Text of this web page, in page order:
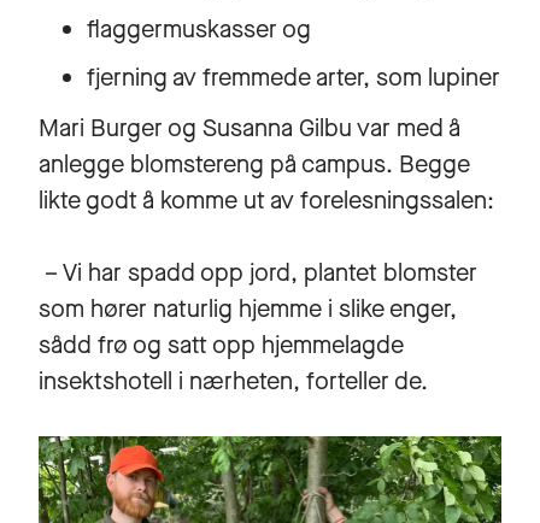
flaggermuskasser og
fjerning av fremmede arter, som lupiner
Mari Burger og Susanna Gilbu var med å
anlegge blomstereng på campus. Begge
likte godt å komme ut av forelesningssalen:
– Vi har spadd opp jord, plantet blomster
som hører naturlig hjemme i slike enger,
sådd frø og satt opp hjemmelagde
insektshotell i nærheten, forteller de.